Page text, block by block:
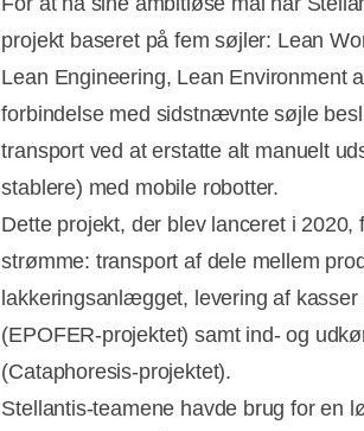
projekt baseret på fem søjler: Lean
Lean Engineering, Lean Environment
forbindelse med sidstnævnte søjle
transport ved at erstatte alt manuelt
stablere) med mobile robotter.
Dette projekt, der blev lanceret i
strømme: transport af dele mellem
lakkeringsanlægget, levering af
(EPOFER-projektet) samt ind- og
(Cataphoresis-projektet).
Stellantis-teamene havde brug for en